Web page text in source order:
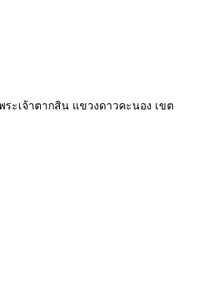
ระเจ้าตากสิน แขวงดาวคะนอง เขต